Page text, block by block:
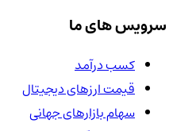
سرویس های ما
کسب درآمد
قیمت ارزهای دیجیتال
سهام بازارهای جهانی